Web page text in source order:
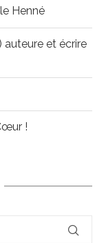
Henné
auteure et écrire
!